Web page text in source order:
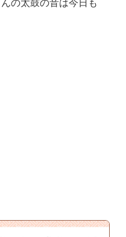
の太鼓の音は今日も